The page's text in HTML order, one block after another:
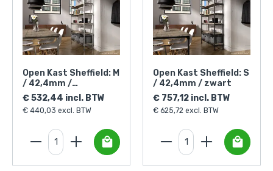
Open Kast Sheffield: M
/ 42,4mm /
zilverkleurig
€ 532,44 incl. BTW
€ 440,03 excl. BTW
Open Kast Sheffield: S
/ 42,4mm / zwart
€ 757,12 incl. BTW
€ 625,72 excl. BTW